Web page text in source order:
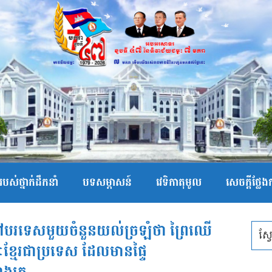
បស់ថ្នាក់ដឹកនាំ បទសម្ភាសន៍ វេទិកាតុមូល សេចក្ដីថ្លែ
រនៅបរទេសមួយចំនួនយល់ច្រឡំថា ព្រៃឈើ
រជាប្រទេស ដែលមានផ្ទៃ